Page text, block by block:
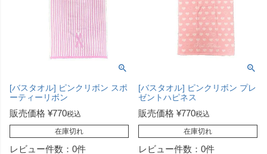
[バスタオル] ピンクリボン スポ
ーティーリボン
販売価格 ¥770税込
在庫切れ
レビュー件数：0件
[バスタオル] ピンクリボン プレ
ゼントハピネス
販売価格 ¥770税込
在庫切れ
レビュー件数：0件